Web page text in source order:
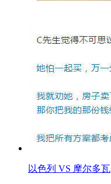
以色列 VS 摩尔多瓦